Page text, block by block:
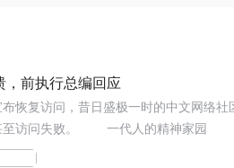
，前执行总编回应
恢复访问，昔日盛极一时的中文网络
甚至访问失败。 一代人的精神家